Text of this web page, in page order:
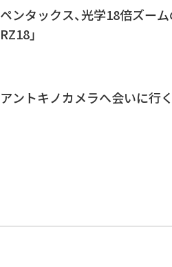
ペンタックス、光学18倍ズー
RZ18」
アントキノカメラへ会いに行く